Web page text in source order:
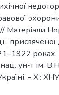
Матеріали
присвяченої
роках,
ун-т ім.
– Х.: